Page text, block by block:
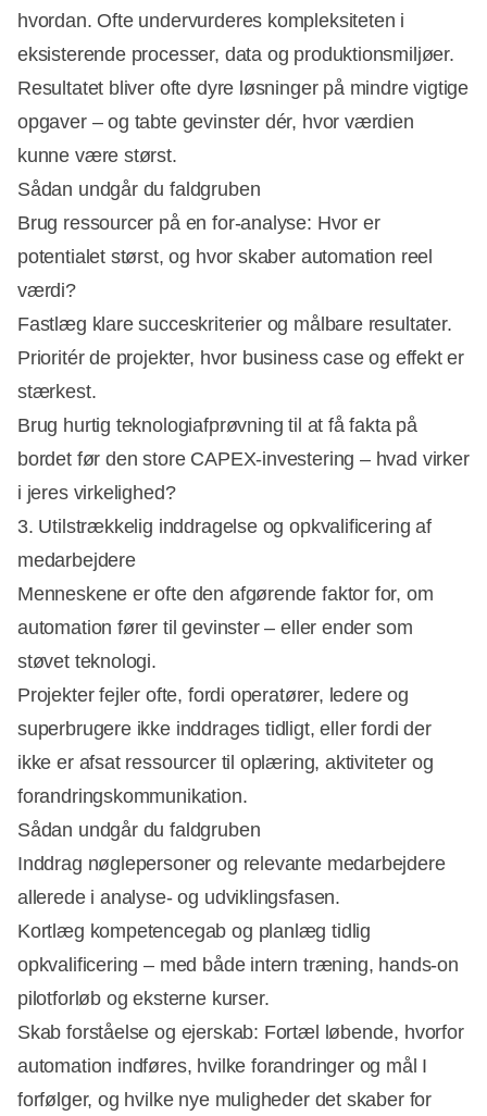
hvordan. Ofte undervurderes kompleksiteten i
eksisterende processer, data og produktionsmiljøer.
Resultatet bliver ofte dyre løsninger på mindre vigtige
opgaver – og tabte gevinster dér, hvor værdien
kunne være størst.
Sådan undgår du faldgruben
Brug ressourcer på en for-analyse: Hvor er
potentialet størst, og hvor skaber automation reel
værdi?
Fastlæg klare succeskriterier og målbare resultater.
Prioritér de projekter, hvor business case og effekt er
stærkest.
Brug hurtig teknologiafprøvning til at få fakta på
bordet før den store CAPEX-investering – hvad virker
i jeres virkelighed?
3. Utilstrækkelig inddragelse og opkvalificering af
medarbejdere
Menneskene er ofte den afgørende faktor for, om
automation fører til gevinster – eller ender som
støvet teknologi.
Projekter fejler ofte, fordi operatører, ledere og
superbrugere ikke inddrages tidligt, eller fordi der
ikke er afsat ressourcer til oplæring, aktiviteter og
forandringskommunikation.
Sådan undgår du faldgruben
Inddrag nøglepersoner og relevante medarbejdere
allerede i analyse- og udviklingsfasen.
Kortlæg kompetencegab og planlæg tidlig
opkvalificering – med både intern træning, hands-on
pilotforløb og eksterne kurser.
Skab forståelse og ejerskab: Fortæl løbende, hvorfor
automation indføres, hvilke forandringer og mål I
forfølger, og hvilke nye muligheder det skaber for